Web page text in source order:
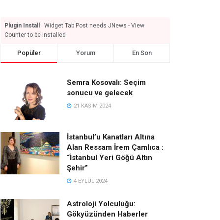
Plugin Install
: Widget Tab Post needs JNews - View
Counter to be installed
Popüler Yorum En Son
Semra Kosovalı: Seçim
sonucu ve gelecek
21 KASIM 2024
İstanbul’u Kanatları Altına
Alan Ressam İrem Çamlıca :
“İstanbul Yeri Göğü Altın
Şehir”
4 EYLÜL 2024
Astroloji Yolculuğu:
Gökyüzünden Haberler